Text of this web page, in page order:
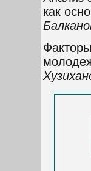
как